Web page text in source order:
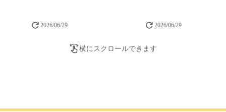
2026/06/29 2026/06/29
横にスクロールできます